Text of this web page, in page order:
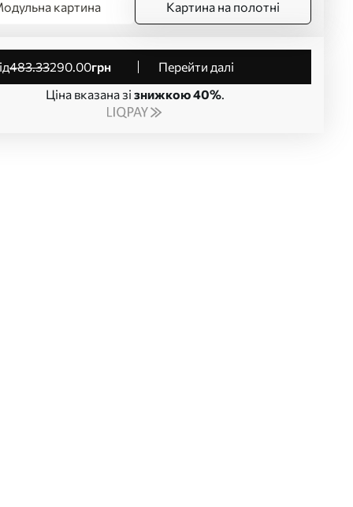
картина Картина на полотні
від483.33290.00грн
Перейти далі
Ціна вказана зі знижкою 40%.